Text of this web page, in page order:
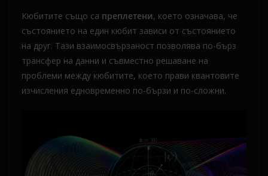
Кюбитите също са преплетени, което означава, че
състоянието на един кюбит зависи от състоянието
на друг. Тази взаимосвързаност позволява по-бърз
трансфер на данни и съвместно решаване на
проблеми между кюбитите, което прави квантовите
изчисления едновременно по-бързи и по-сложни.